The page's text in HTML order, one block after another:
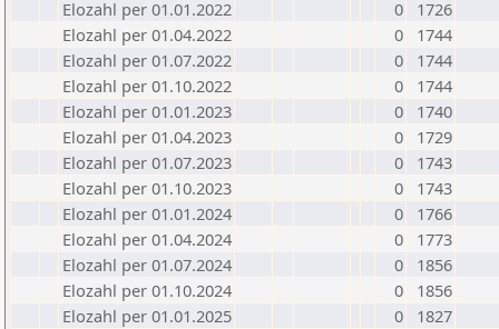
Elozahl per 01.01.2022
0
1726
Elozahl per 01.04.2022
0
1744
Elozahl per 01.07.2022
0
1744
Elozahl per 01.10.2022
0
1744
Elozahl per 01.01.2023
0
1740
Elozahl per 01.04.2023
0
1729
Elozahl per 01.07.2023
0
1743
Elozahl per 01.10.2023
0
1743
Elozahl per 01.01.2024
0
1766
Elozahl per 01.04.2024
0
1773
Elozahl per 01.07.2024
0
1856
Elozahl per 01.10.2024
0
1856
Elozahl per 01.01.2025
0
1827